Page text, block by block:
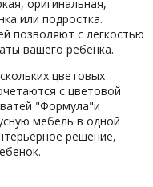
оригинальная,
или подростка.
позволяют с легкостью
вашего ребенка.
цветовых
с цветовой
"Формула"и
мебель в одной
решение,